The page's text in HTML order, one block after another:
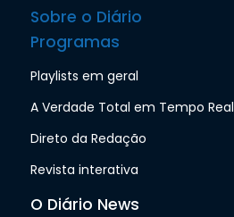
Sobre o Diário
Programas
Playlists em geral
A Verdade Total em Tempo Real
Direto da Redação
Revista interativa
O Diário News